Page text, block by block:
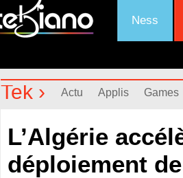
Ness
Tek › Actu Applis Games
L’Algérie
déploiement